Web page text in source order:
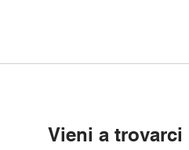
Vieni a trovarci